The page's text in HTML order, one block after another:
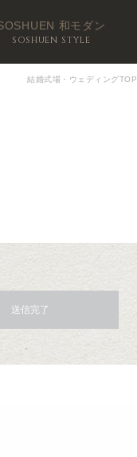
和モダン
SOSHUEN STYLE
結婚式場・ウェディングTOP
送信完了